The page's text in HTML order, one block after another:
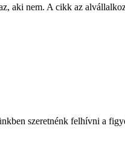
aki nem. A cikk az
szeretnénk felhívni a